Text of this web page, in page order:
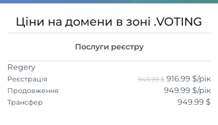
Ціни на домени в зоні .VOTING
Послуги реєстру
Regery
Реєстрація 949.99 $ 916.99 $/рік
Продовження 949.99 $/рік
Трансфер 949.99 $